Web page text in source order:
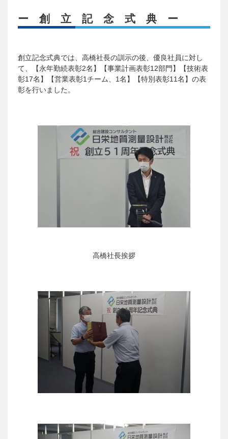
ー 創 立 記 念 式 典 ー
創立記念式典では、高橋社長の訓示の後、優良社員に対し
て、【永年勤続表彰2名】【事業計画表彰12部門】【技術表
彰17名】【営業表彰1チーム、1名】【特別表彰11名】の表
彰を行いました。
高橋社長挨拶